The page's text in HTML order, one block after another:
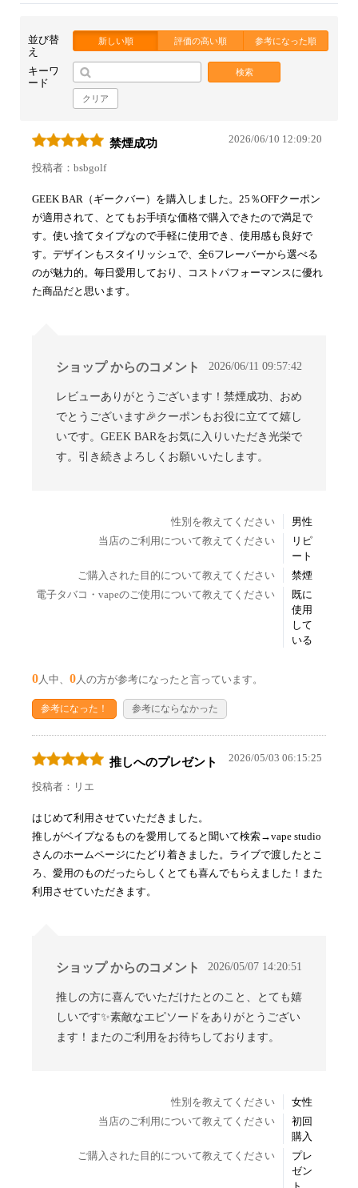
並び替
え
新しい順 評価の高い順 参考になった順
キーワ
ード
検索
クリア
禁煙成功 2026/06/10 12:09:20
投稿者：bsbgolf
GEEK BAR（ギークバー）を購入しました。25％OFFクーポン
が適用されて、とてもお手頃な価格で購入できたので満足で
す。使い捨てタイプなので手軽に使用でき、使用感も良好で
す。デザインもスタイリッシュで、全6フレーバーから選べる
のが魅力的。毎日愛用しており、コストパフォーマンスに優れ
た商品だと思います。
ショップ からのコメント 2026/06/11 09:57:42
レビューありがとうございます！禁煙成功、おめ
でとうございます🎉クーポンもお役に立てて嬉し
いです。GEEK BARをお気に入りいただき光栄で
す。引き続きよろしくお願いいたします。
性別を教えてください
男性
当店のご利用について教えてください
リピ
ート
ご購入された目的について教えてください
禁煙
電子タバコ・vapeのご使用について教えてください
既に
使用
して
いる
0人中、 0人の方が参考になったと言っています。
参考になった！ 参考にならなかった
推しへのプレゼント 2026/05/03 06:15:25
投稿者：リエ
はじめて利用させていただきました。
推しがベイプなるものを愛用してると聞いて検索→vape studio
さんのホームページにたどり着きました。ライブで渡したとこ
ろ、愛用のものだったらしくとても喜んでもらえました！また
利用させていただきます。
ショップ からのコメント 2026/05/07 14:20:51
推しの方に喜んでいただけたとのこと、とても嬉
しいです✨素敵なエピソードをありがとうござい
ます！またのご利用をお待ちしております。
性別を教えてください
女性
当店のご利用について教えてください
初回
購入
ご購入された目的について教えてください
プレ
ゼン